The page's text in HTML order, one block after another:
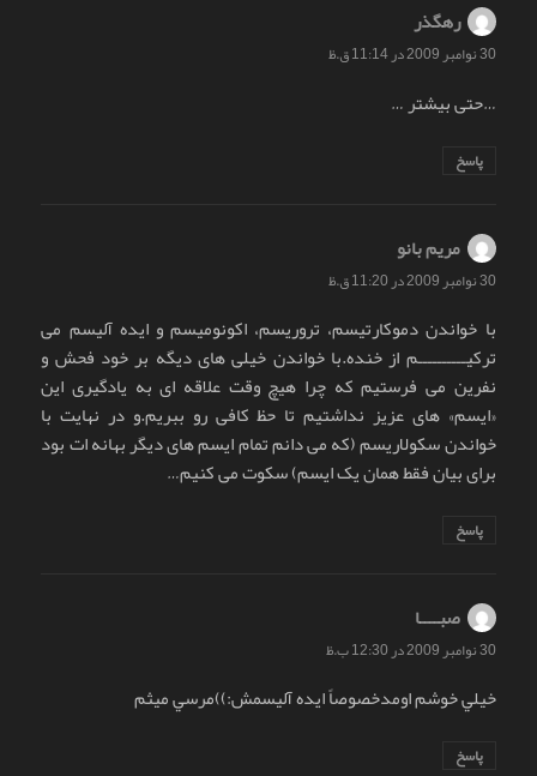
رهگذر
30 نوامبر 2009 در 11:14 ق.ظ
…حتی بیشتر …
پاسخ
مریم بانو
30 نوامبر 2009 در 11:20 ق.ظ
با خواندن دموکارتیسم، تروریسم، اکونومیسم و ایده آلیسم می
ترکیــــــــــم از خنده.با خواندن خیلی های دیگه بر خود فحش و
نفرین می فرستیم که چرا هیچ وقت علاقه ای به یادگیری این
«ایسم» های عزیز نداشتیم تا حظ کافی رو ببریم.و در نهایت با
خواندن سکولاریسم (که می دانم تمام ایسم های دیگر بهانه ات بود
برای بیان فقط همان یک ایسم) سکوت می کنیم…
پاسخ
صبــــا
30 نوامبر 2009 در 12:30 ب.ظ
خيلي خوشم اومدخصوصاً ايده آليسمش:))مرسي ميثم
پاسخ